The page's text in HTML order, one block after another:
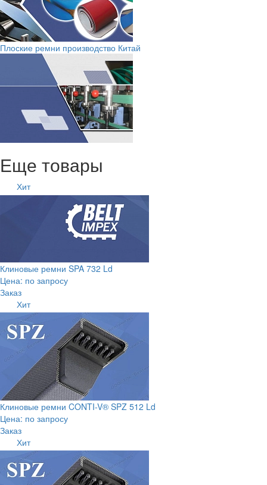
Плоские ремни производство Китай
Еще товары
Хит
Клиновые ремни SPA 732 Ld
Цена: по запросу
Заказ
Хит
Клиновые ремни CONTI-V® SPZ 512 Ld
Цена: по запросу
Заказ
Хит